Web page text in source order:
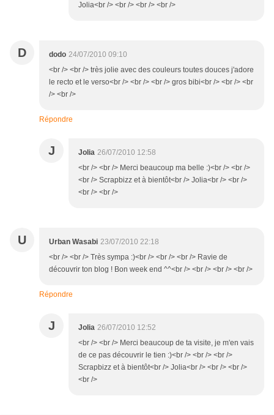
Jolia<br /> <br /> <br /> <br />
D dodo 24/07/2010 09:10
<br /> <br /> très jolie avec des couleurs toutes douces j'adore
le recto et le verso<br /> <br /> <br /> gros bibi<br /> <br /> <br
/> <br />
Répondre
J Jolia 26/07/2010 12:58
<br /> <br /> Merci beaucoup ma belle :)<br /> <br />
<br /> Scrapbizz et à bientôt<br /> Jolia<br /> <br />
<br /> <br />
U Urban Wasabi 23/07/2010 22:18
<br /> <br /> Très sympa :)<br /> <br /> <br /> Ravie de
découvrir ton blog ! Bon week end ^^<br /> <br /> <br /> <br />
Répondre
J Jolia 26/07/2010 12:52
<br /> <br /> Merci beaucoup de ta visite, je m'en vais
de ce pas découvrir le tien :)<br /> <br /> <br />
Scrapbizz et à bientôt<br /> Jolia<br /> <br /> <br />
<br />